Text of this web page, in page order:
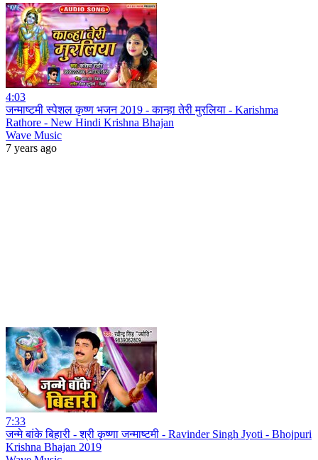
4:03
जन्माष्टमी स्पेशल कृष्ण भजन 2019 - कान्हा तेरी मुरलिया - Karishma
Rathore - New Hindi Krishna Bhajan
Wave Music
7 years ago
7:33
जन्मे बांके बिहारी - श्री कृष्णा जन्माष्टमी - Ravinder Singh Jyoti - Bhojpuri
Krishna Bhajan 2019